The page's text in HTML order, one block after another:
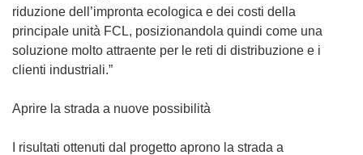
riduzione dell’impronta ecologica e dei costi della
principale unità FCL, posizionandola quindi come una
soluzione molto attraente per le reti di distribuzione e i
clienti industriali.”
Aprire la strada a nuove possibilità
I risultati ottenuti dal progetto aprono la strada a